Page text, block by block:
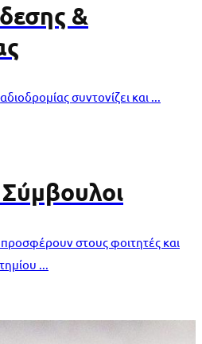
&
συντονίζει και ...
στους φοιτητές και
...